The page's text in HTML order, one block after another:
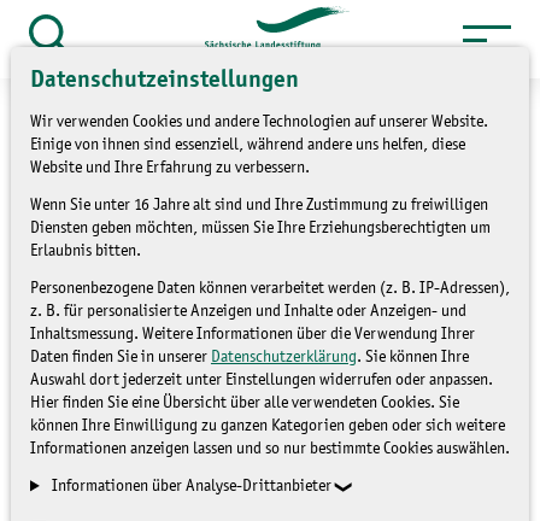
Datenschutzeinstellungen
Wir verwenden Cookies und andere Technologien auf unserer Website.
Einige von ihnen sind essenziell, während andere uns helfen, diese
Website und Ihre Erfahrung zu verbessern.
Wenn Sie unter 16 Jahre alt sind und Ihre Zustimmung zu freiwilligen
Diensten geben möchten, müssen Sie Ihre Erziehungsberechtigten um
Erlaubnis bitten.
Personenbezogene Daten können verarbeitet werden (z. B. IP-Adressen),
z. B. für personalisierte Anzeigen und Inhalte oder Anzeigen- und
Inhaltsmessung. Weitere Informationen über die Verwendung Ihrer
Daten finden Sie in unserer Datenschutzerklärung. Sie können Ihre
Auswahl dort jederzeit unter Einstellungen widerrufen oder anpassen.
Hier finden Sie eine Übersicht über alle verwendeten Cookies. Sie
können Ihre Einwilligung zu ganzen Kategorien geben oder sich weitere
Informationen anzeigen lassen und so nur bestimmte Cookies auswählen.
Informationen über Analyse-Drittanbieter
Zum
Inhalt
springen
öffnen
Service » Presse und Medien
» Pressemitteilungen
Landesaktionstag des
Freiwilligen Ökologischen
Jahres
PRESSEMITTEILUNGEN